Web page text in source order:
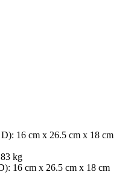
D): 16 cm x 26.5 cm x 18 cm
kg
: 16 cm x 26.5 cm x 18 cm